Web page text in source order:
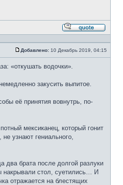
Сообщение
Добавлено: 10 Декабрь 2019, 04:15
«откушать водочки».
закусить выпитое.
её принятия вовнутрь, по-
мексиканец, который гонит
узнают гениального,
два брата после долгой разлуки
накрывали стол, суетились… И
отражается на блестящих